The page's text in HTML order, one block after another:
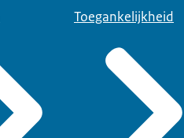
Toegankelijkheid